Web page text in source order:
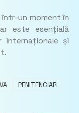
într-un moment în
este esențială
internaționale și
PENITENCIAR